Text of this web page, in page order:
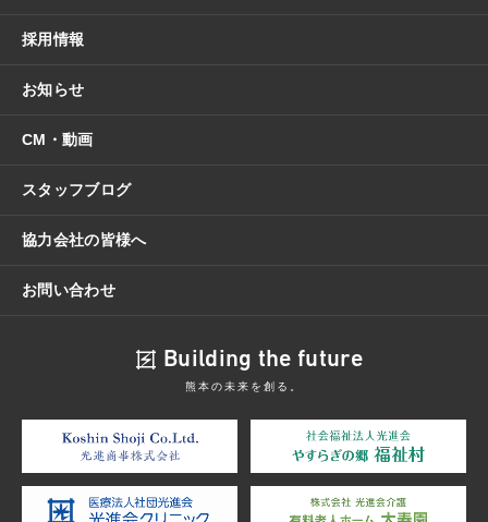
採用情報
お知らせ
CM・動画
スタッフブログ
協力会社の皆様へ
お問い合わせ
Building the future
熊本の未来を創る。